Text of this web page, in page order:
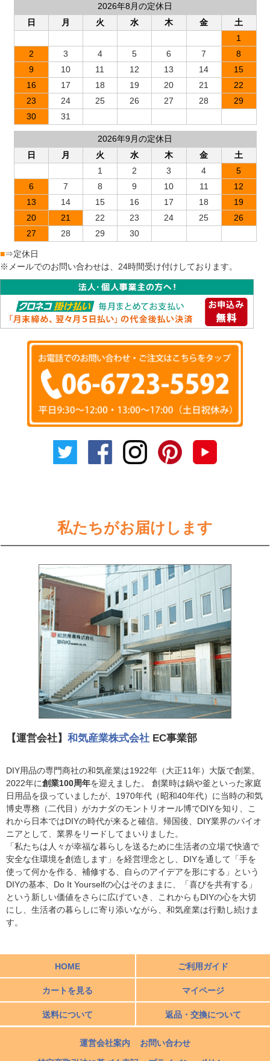
2026年8月の定休日
日
月 火 水 木 金
土
1
2
3 4 5 6 7
8
9
10 11 12 13 14
15
16
17 18 19 20 21
22
23
24 25 26 27 28
29
30
31
2026年9月の定休日
日
月 火 水 木 金
土
1
2 3 4
5
6
7 8 9 10 11
12
13
14 15 16 17 18
19
20
21 22 23 24 25
26
27
28 29 30
■⇒定休日
※メールでのお問い合わせは、24時間受け付けしております。
私たちがお届けします
【運営会社】 和気産業株式会社 EC事業部
DIY用品の専門商社の和気産業は1922年（大正11年）大阪で創業。
2022年に創業100周年を迎えました。 創業時は鍋や釜といった家庭
日用品を扱っていましたが、1970年代（昭和40年代）に当時の和気
博史専務（二代目）がカナダのモントリオール博でDIYを知り、こ
れから日本ではDIYの時代が来ると確信。帰国後、DIY業界のパイオ
ニアとして、業界をリードしてまいりました。
「私たちは人々が幸福な暮らしを送るために生活者の立場で快適で
安全な住環境を創造します」を経営理念とし、DIYを通して「手を
使って何かを作る、補修する、自らのアイデアを形にする」という
DIYの基本、Do It Yourselfの心はそのままに、「喜びを共有する」
という新しい価値をさらに広げていき、これからもDIYの心を大切
にし、生活者の暮らしに寄り添いながら、和気産業は行動し続けま
す。
HOME ご利用ガイド
カートを見る マイページ
送料について 返品・交換について
運営会社案内 お問い合わせ